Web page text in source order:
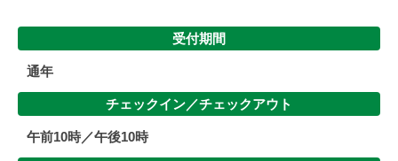
受付期間
通年
チェックイン／チェックアウト
午前10時／午後10時